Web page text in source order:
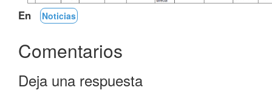
En Noticias
Comentarios
Deja una respuesta